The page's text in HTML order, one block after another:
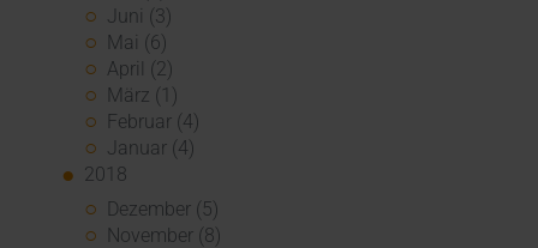
Juni (3)
Mai (6)
April (2)
März (1)
Februar (4)
Januar (4)
2018
Dezember (5)
November (8)